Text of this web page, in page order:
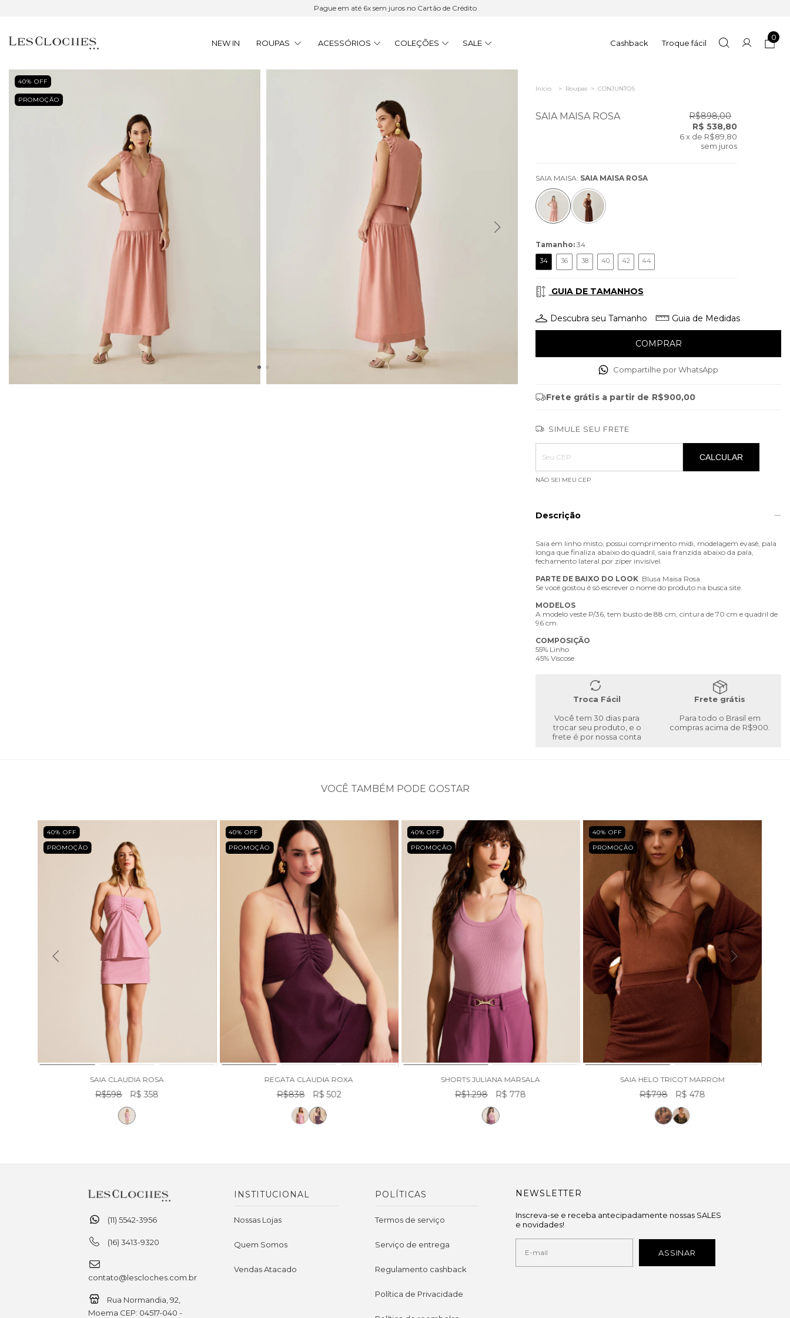
Pague em até 6x sem juros no Cartão de Crédito
NEW IN ROUPAS ACESSÓRIOS COLEÇÕES SALE Cashback Troque fácil
0
40% OFF
PROMOÇÃO
Início > Roupas > CONJUNTOS
SAIA MAISA ROSA
R$898,00
R$ 538,80
6 x de R$89,80
sem juros
SAIA MAISA: SAIA MAISA ROSA
Tamanho: 34
34 36 38 40 42 44
GUIA DE TAMANHOS
Descubra seu Tamanho Guia de Medidas
Compartilhe por WhatsApp
Frete grátis a partir de R$900,00
SIMULE SEU FRETE
Entregas para o CEP:
ALTERAR CEP
CALCULAR
NÃO SEI MEU CEP
Descrição
Saia em linho misto, possui comprimento midi, modelagem evasê, pala
longa que finaliza abaixo do quadril, saia franzida abaixo da pala,
fechamento lateral por zíper invisível.
PARTE DE BAIXO DO LOOK: Blusa Maisa Rosa.
Se você gostou é só escrever o nome do produto na busca site.
MODELOS
A modelo veste P/36, tem busto de 88 cm, cintura de 70 cm e quadril de
96 cm.
COMPOSIÇÃO
55% Linho
45% Viscose
Troca Fácil
Você tem 30 dias para
trocar seu produto, e o
frete é por nossa conta
Frete grátis
Para todo o Brasil em
compras acima de R$900.
VOCÊ TAMBÉM PODE GOSTAR
40% OFF
PROMOÇÃO
SAIA CLAUDIA ROSA
R$598 R$ 358
40% OFF
PROMOÇÃO
REGATA CLAUDIA ROXA
R$838 R$ 502
40% OFF
PROMOÇÃO
SHORTS JULIANA MARSALA
R$1.298 R$ 778
40% OFF
PROMOÇÃO
SAIA HELO TRICOT MARROM
R$798 R$ 478
(11) 5542-3956
(16) 3413-9320
contato@lescloches.com.br
Rua Normandia, 92,
Moema CEP: 04517-040 -
INSTITUCIONAL
Nossas Lojas
Quem Somos
Vendas Atacado
POLÍTICAS
Termos de serviço
Serviço de entrega
Regulamento cashback
Política de Privacidade
NEWSLETTER
Inscreva-se e receba antecipadamente nossas SALES
e novidades!